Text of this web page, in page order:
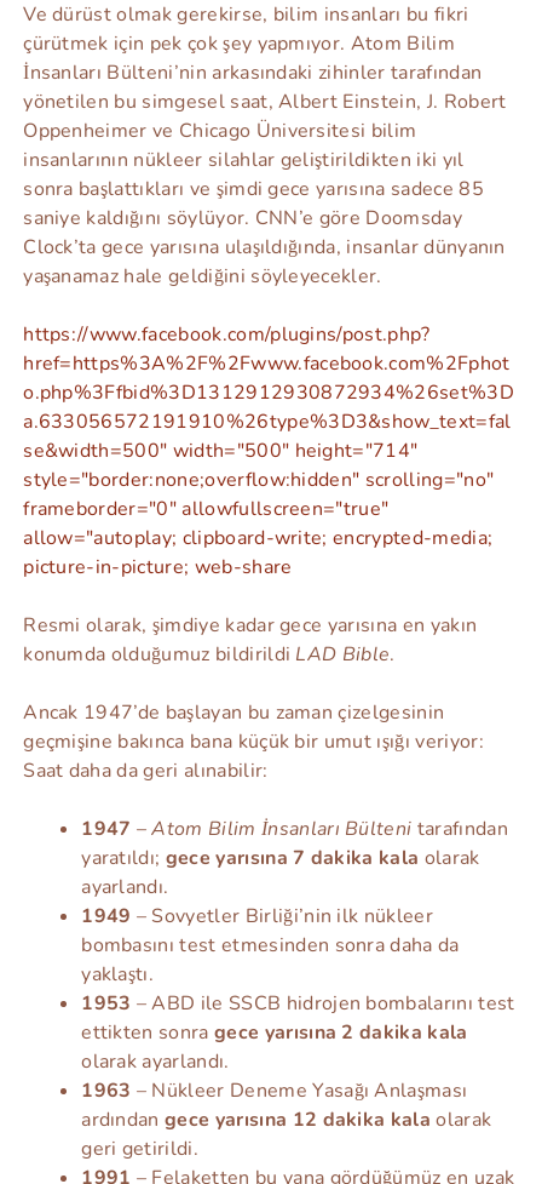
Ve dürüst olmak gerekirse, bilim insanları bu fikri
çürütmek için pek çok şey yapmıyor. Atom Bilim
İnsanları Bülteni’nin arkasındaki zihinler tarafından
yönetilen bu simgesel saat, Albert Einstein, J. Robert
Oppenheimer ve Chicago Üniversitesi bilim
insanlarının nükleer silahlar geliştirildikten iki yıl
sonra başlattıkları ve şimdi gece yarısına sadece 85
saniye kaldığını söylüyor. CNN’e göre Doomsday
Clock’ta gece yarısına ulaşıldığında, insanlar dünyanın
yaşanamaz hale geldiğini söyleyecekler.
https://www.facebook.com/plugins/post.php?
href=https%3A%2F%2Fwww.facebook.com%2Fphot
o.php%3Ffbid%3D1312912930872934%26set%3D
a.633056572191910%26type%3D3&show_text=fal
se&width=500" width="500" height="714"
style="border:none;overflow:hidden" scrolling="no"
frameborder="0" allowfullscreen="true"
allow="autoplay; clipboard-write; encrypted-media;
picture-in-picture; web-share
Resmi olarak, şimdiye kadar gece yarısına en yakın
konumda olduğumuz bildirildi LAD Bible.
Ancak 1947’de başlayan bu zaman çizelgesinin
geçmişine bakınca bana küçük bir umut ışığı veriyor:
Saat daha da geri alınabilir:
1947 –Atom Bilim İnsanları Bülteni tarafından
yaratıldı; gece yarısına 7 dakika kala olarak
ayarlandı.
1949 – Sovyetler Birliği’nin ilk nükleer
bombasını test etmesinden sonra daha da
yaklaştı.
1953 – ABD ile SSCB hidrojen bombalarını test
ettikten sonra gece yarısına 2 dakika kala
olarak ayarlandı.
1963 – Nükleer Deneme Yasağı Anlaşması
ardındangece yarısına 12 dakika kala olarak
geri getirildi.
1991 – Felaketten bu yana gördüğümüz en uzak